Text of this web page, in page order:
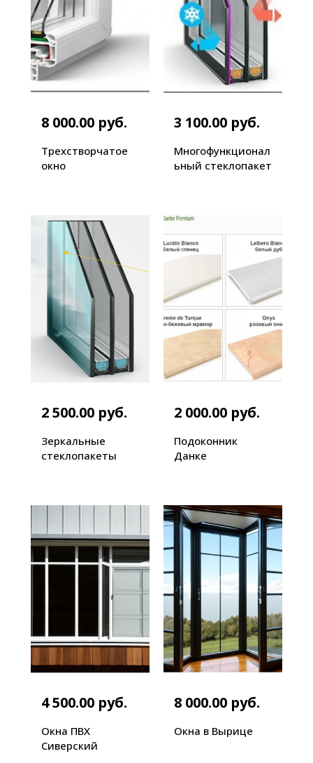
8 000.00 руб.
Трехстворчатое
окно
3 100.00 руб.
Многофункционал
ьный стеклопакет
2 500.00 руб.
Зеркальные
стеклопакеты
2 000.00 руб.
Подоконник
Данке
4 500.00 руб.
Окна ПВХ
Сиверский
8 000.00 руб.
Окна в Вырице